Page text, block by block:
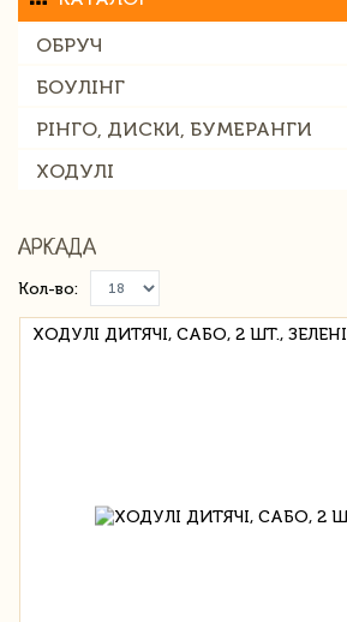
ОБРУЧ
БОУЛІНГ
РІНГО, ДИСКИ, БУМЕРАНГИ
ХОДУЛІ
АРКАДА
Кол-во:
ХОДУЛІ ДИТЯЧІ, САБО, 2 ШТ., ЗЕЛЕНІ